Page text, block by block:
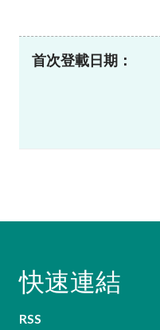
首次登載日期：
快速連結
RSS